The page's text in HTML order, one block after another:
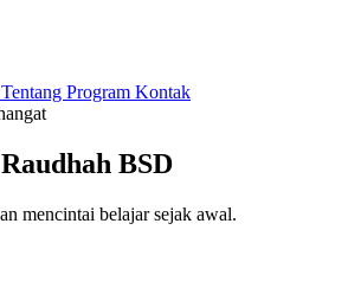
Tentang Program Kontak
BSD
mencintai belajar sejak awal.